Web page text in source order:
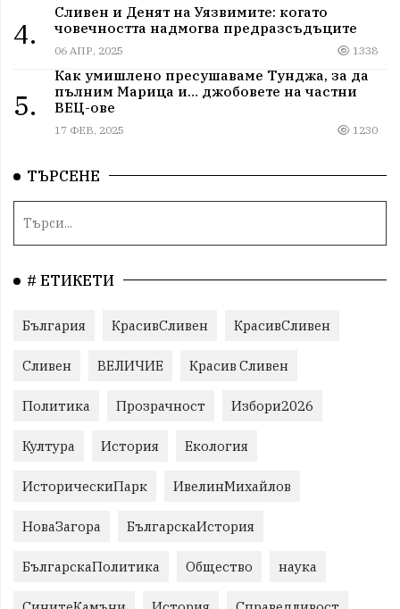
4.
Сливен и Денят на Уязвимите: когато
човечността надмогва предразсъдъците
06 АПР, 2025 1338
5.
Как умишлено пресушаваме Тунджа, за да
пълним Марица и… джобовете на частни
ВЕЦ-ове
17 ФЕВ, 2025 1230
ТЪРСЕНЕ
# ЕТИКЕТИ
България КрасивСливен КрасивСливен
Сливен ВЕЛИЧИЕ Красив Сливен
Политика Прозрачност Избори2026
Култура История Екология
ИсторическиПарк ИвелинМихайлов
НоваЗагора БългарскаИстория
БългарскаПолитика Общество наука